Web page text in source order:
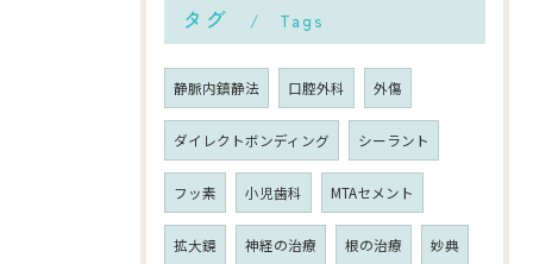
タグ Tags
静脈内鎮静法 口腔外科 外傷
ダイレクトボンディング シーラント
フッ素 小児歯科 MTAセメント
拡大鏡 神経の治療 根の治療 妙典